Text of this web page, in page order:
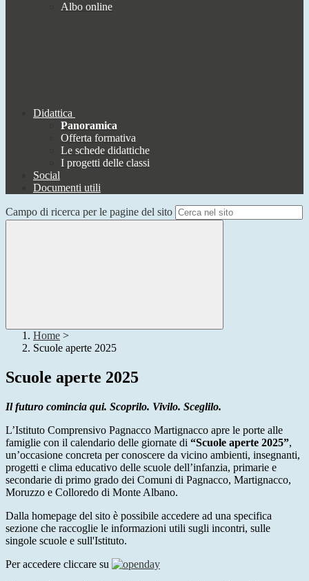
Albo online
Didattica
Panoramica
Offerta formativa
Le schede didattiche
I progetti delle classi
Social
Documenti utili
Campo di ricerca per le pagine del sito
Home >
Scuole aperte 2025
Scuole aperte 2025
Il futuro comincia qui. Scoprilo. Vivilo. Sceglilo.
L’Istituto Comprensivo Pagnacco Martignacco apre le porte alle
famiglie con il calendario delle giornate di “Scuole aperte 2025”,
un’occasione concreta per conoscere da vicino ambienti, insegnanti,
progetti e clima educativo delle scuole dell’infanzia, primarie e
secondarie di primo grado dei Comuni di Pagnacco, Martignacco,
Moruzzo e Colloredo di Monte Albano.
Dalla homepage del sito è possibile accedere ad una specifica
sezione che raccoglie le informazioni utili sugli incontri, sulle
singole scuole e sull'Istituto.
Per accedere cliccare su